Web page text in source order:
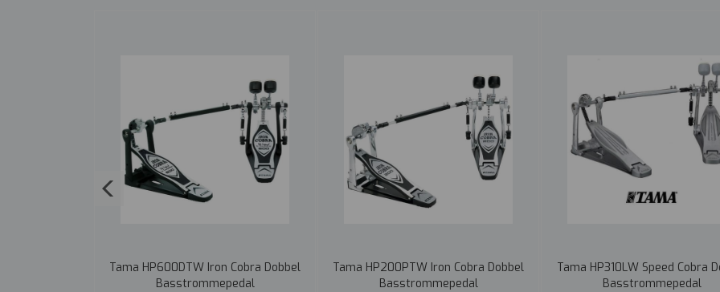
Tama HP600DTW Iron Cobra Dobbel
Basstrommepedal
Tama HP200PTW Iron Cobra Dobbel
Basstrommepedal
Tama HP310LW Speed Cobra
Basstrommepedal